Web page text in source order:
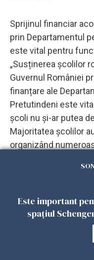
Sprijinul financiar
prin Departamentul
este vital pentru
„Susținerea școlilor
Guvernul României
finanțare ale
Pretutindeni este
școli nu și-ar putea
Majoritatea școlilor
organizând
scriitori,
Privind spre viitor,
Amsterdam este
aparțin acestor copii
Este important
spațiul